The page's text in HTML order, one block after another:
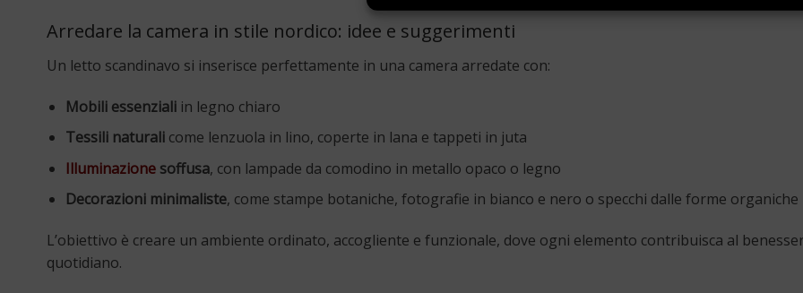
Arredare la camera in stile nordico: idee e suggerimenti
Un letto scandinavo si inserisce perfettamente in una camera arredate con:
Mobili essenzialiin legno chiaro
Tessili naturalicome lenzuola in lino, coperte in lana e tappeti in juta
Illuminazionesoffusa, con lampade da comodino in metallo opaco o legno
Decorazioni minimaliste, come stampe botaniche, fotografie in bianco e nero o specchi dalle forme organiche
L’obiettivo è creare un ambiente ordinato, accogliente e funzionale, dove ogni elemento contribuisca al
quotidiano.